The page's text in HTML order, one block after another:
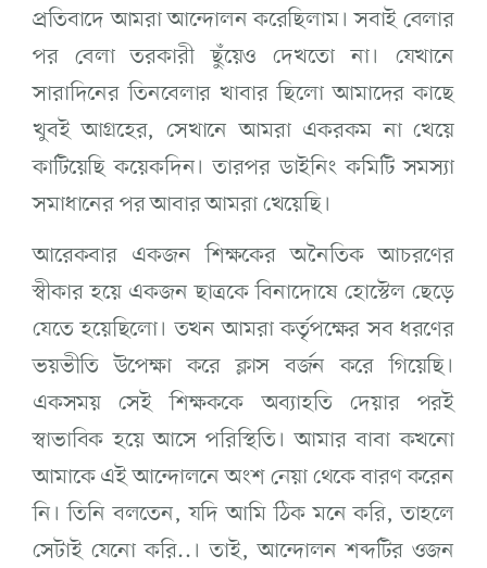
প্রতিবাদে আমরা আন্দোলন করেছিলাম। সবাই বেলার
পর বেলা তরকারী ছুঁয়েও দেখতো না। যেখানে
সারাদিনের তিনবেলার খাবার ছিলো আমাদের কাছে
খুবই আগ্রহের, সেখানে আমরা একরকম না খেয়ে
কাটিয়েছি কয়েকদিন। তারপর ডাইনিং কমিটি সমস্যা
সমাধানের পর আবার আমরা খেয়েছি।
আরেকবার একজন শিক্ষকের অনৈতিক আচরণের
স্বীকার হয়ে একজন ছাত্রকে বিনাদোষে হোস্টেল ছেড়ে
যেতে হয়েছিলো। তখন আমরা কর্তৃপক্ষের সব ধরণের
ভয়ভীতি উপেক্ষা করে ক্লাস বর্জন করে গিয়েছি।
একসময় সেই শিক্ষককে অব্যাহতি দেয়ার পরই
স্বাভাবিক হয়ে আসে পরিস্থিতি। আমার বাবা কখনো
আমাকে এই আন্দোলনে অংশ নেয়া থেকে বারণ করেন
নি। তিনি বলতেন, যদি আমি ঠিক মনে করি, তাহলে
সেটাই যেনো করি..। তাই, আন্দোলন শব্দটির ওজন